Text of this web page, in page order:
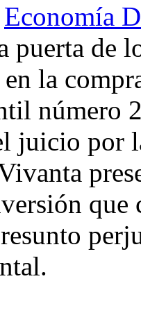
Economía
puerta de
la
número
juicio por
que